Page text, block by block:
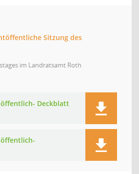
Sitzung des
im Landratsamt Roth
Deckblatt